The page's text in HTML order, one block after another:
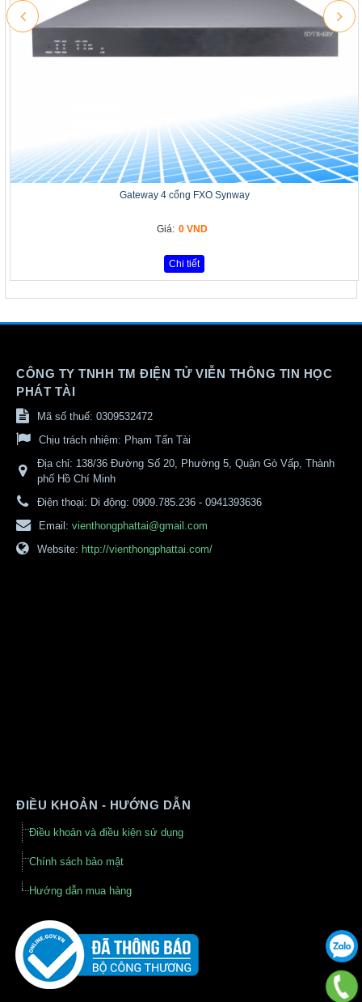
Gateway 4 cổng FXO Synway
Giá: 0 VND
Chi tiết
CÔNG TY TNHH TM ĐIỆN TỬ VIỄN THÔNG TIN HỌC
PHÁT TÀI
Mã số thuế: 0309532472
Chịu trách nhiệm: Phạm Tấn Tài
Địa chỉ: 138/36 Đường Số 20, Phường 5, Quận Gò Vấp, Thành
phố Hồ Chí Minh
Điện thoại: Di động: 0909.785.236 - 0941393636
Email: vienthongphattai@gmail.com
Website: http://vienthongphattai.com/
ĐIỀU KHOẢN - HƯỚNG DẪN
Điều khoản và điều kiện sử dụng
Chính sách bảo mật
Hướng dẫn mua hàng